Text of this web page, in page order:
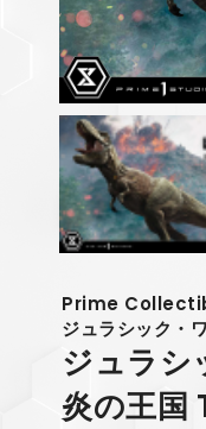
Prime
ジュラシック・
ジュラシ
炎の王国